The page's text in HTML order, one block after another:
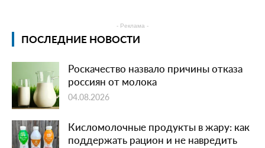
- Реклама -
ПОСЛЕДНИЕ НОВОСТИ
Роскачество назвало причины отказа
россиян от молока
04.08.2026
Кисломолочные продукты в жару: как
поддержать рацион и не навредить